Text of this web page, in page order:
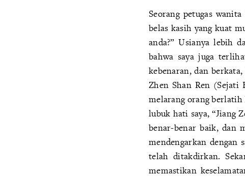
Seorang petugas
belas kasih yang kuat
anda?” Usianya lebih
bahwa saya juga
kebenaran, dan
Zhen Shan Ren (Sejati
melarang orang berlatih
lubuk hati saya, “Jiang
benar-benar baik, dan
mendengarkan dengan
telah ditakdirkan.
memastikan